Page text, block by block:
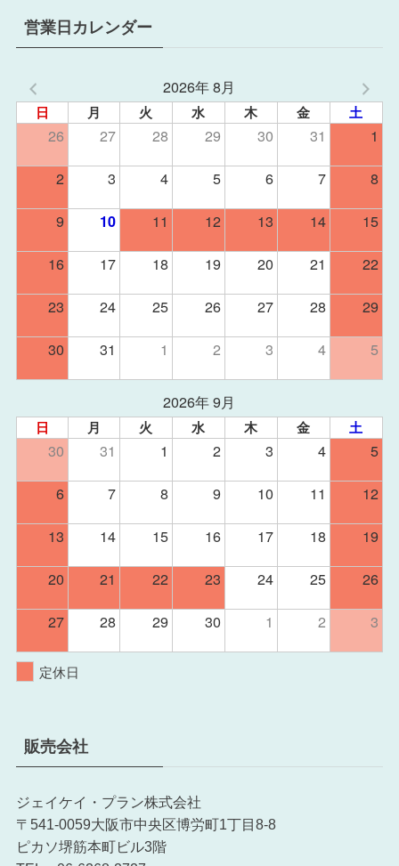
営業日カレンダー
2026年 8月
日 月 火 水 木 金 土
26 27 28 29 30 31
1
2
3 4 5 6 7
8
9
10 11 12 13 14
15
16
17 18 19 20 21
22
23
24 25 26 27 28
29
30
31 1 2 3 4 5
2026年 9月
日 月 火 水 木 金 土
30 31 1 2 3 4
5
6
7 8 9 10 11
12
13
14 15 16 17 18
19
20
21 22 23 24 25
26
27
28 29 30 1 2 3
定休日
販売会社
ジェイケイ・プラン株式会社
〒541-0059大阪市中央区博労町1丁目8-8
ピカソ堺筋本町ビル3階